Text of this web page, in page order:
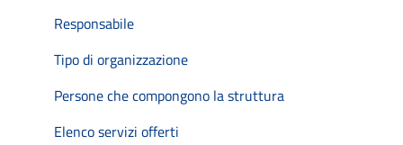
Responsabile
Tipo di organizzazione
Persone che compongono la struttura
Elenco servizi offerti